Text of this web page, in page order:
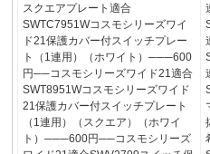
スクエアプレート適合
SWTC7951Wコスモシリーズワイ
ド21保護カバー付スイッチプレー
ト（1連用）（ホワイト）───600
円──コスモシリーズワイド21適合
SWT8951Wコスモシリーズワイド
21保護カバー付スイッチプレート
（1連用）（スクエア）（ホワイ
ト）───600円──コスモシリーズ